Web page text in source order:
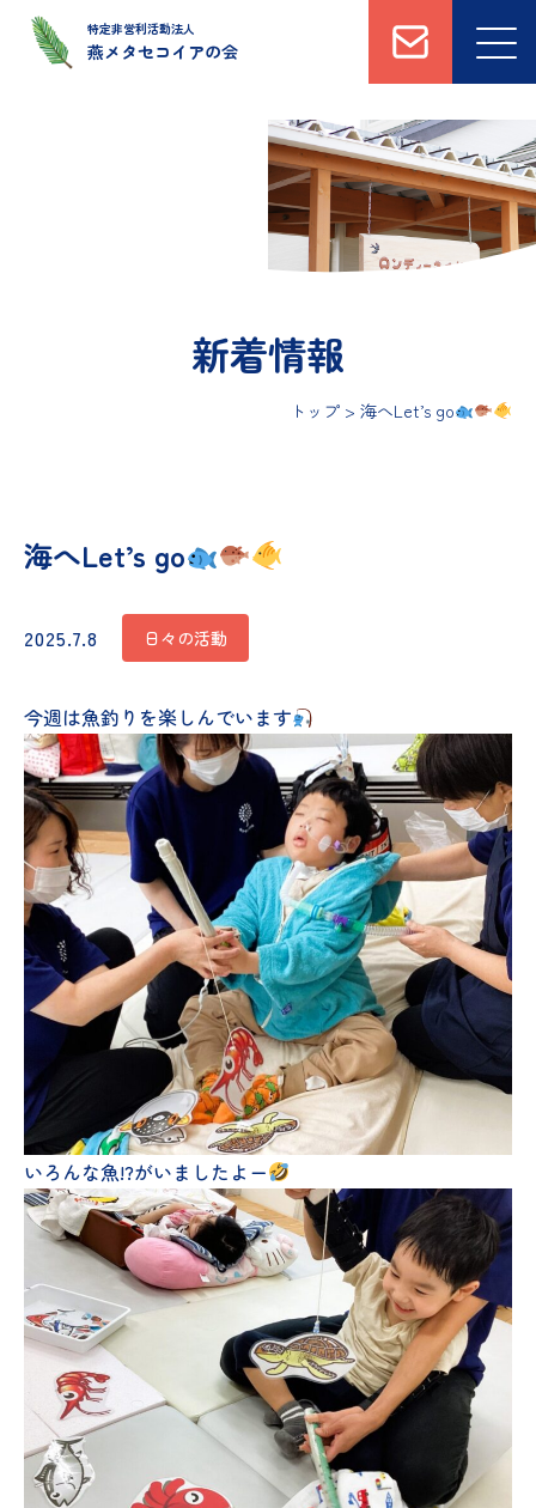
特定非営利活動法人
燕メタセコイアの会
新着情報
トップ >海へLet’s go
海へLet’s go
2025.7.8 日々の活動
今週は魚釣りを楽しんでいます
いろんな魚!?がいましたよー